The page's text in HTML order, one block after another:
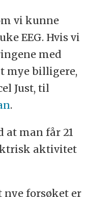
vi kunne
EEG. Hvis vi
med
mye billigere,
Just, til
.
at man får 21
aktivitet
nye forsøket er